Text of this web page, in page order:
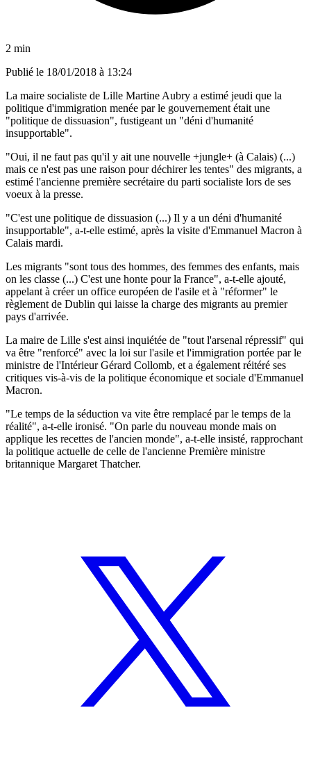
2 min
Publié le 18/01/2018 à 13:24
La maire socialiste de Lille Martine Aubry a estimé jeudi que la
politique d'immigration menée par le gouvernement était une
"politique de dissuasion", fustigeant un "déni d'humanité
insupportable".
"Oui, il ne faut pas qu'il y ait une nouvelle +jungle+ (à Calais) (...)
mais ce n'est pas une raison pour déchirer les tentes" des migrants, a
estimé l'ancienne première secrétaire du parti socialiste lors de ses
voeux à la presse.
"C'est une politique de dissuasion (...) Il y a un déni d'humanité
insupportable", a-t-elle estimé, après la visite d'Emmanuel Macron à
Calais mardi.
Les migrants "sont tous des hommes, des femmes des enfants, mais
on les classe (...) C'est une honte pour la France", a-t-elle ajouté,
appelant à créer un office européen de l'asile et à "réformer" le
règlement de Dublin qui laisse la charge des migrants au premier
pays d'arrivée.
La maire de Lille s'est ainsi inquiétée de "tout l'arsenal répressif" qui
va être "renforcé" avec la loi sur l'asile et l'immigration portée par le
ministre de l'Intérieur Gérard Collomb, et a également réitéré ses
critiques vis-à-vis de la politique économique et sociale d'Emmanuel
Macron.
"Le temps de la séduction va vite être remplacé par le temps de la
réalité", a-t-elle ironisé. "On parle du nouveau monde mais on
applique les recettes de l'ancien monde", a-t-elle insisté, rapprochant
la politique actuelle de celle de l'ancienne Première ministre
britannique Margaret Thatcher.